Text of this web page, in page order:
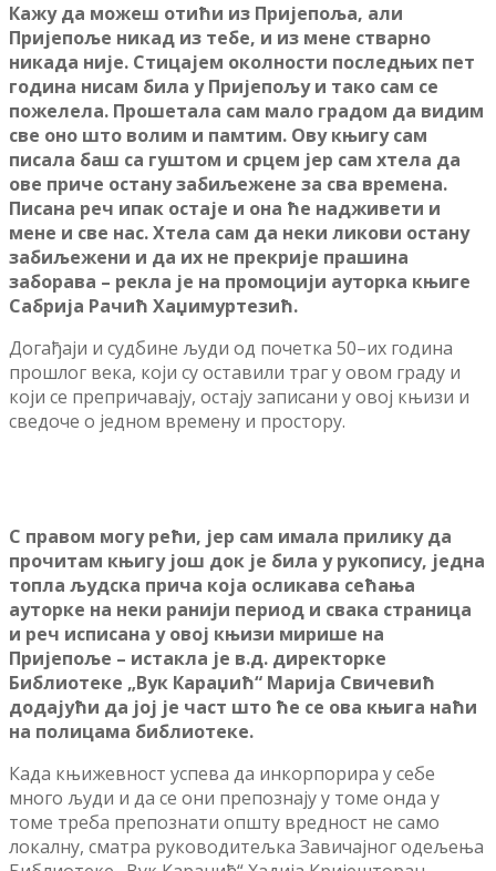
Кажу да можеш отићи из Пријепоља, али
Пријепоље никад из тебе, и из мене стварно
никада није. Стицајем околности последњих пет
година нисам била у Пријепољу и тако сам се
пожелела. Прошетала сам мало градом да видим
све оно што волим и памтим. Ову књигу сам
писала баш са гуштом и срцем јер сам хтела да
ове приче остану забиљежене за сва времена.
Писана реч ипак остаје и она ће надживети и
мене и све нас. Хтела сам да неки ликови остану
забиљежени и да их не прекрије прашина
заборава – рекла је на промоцији ауторка књиге
Сабрија Рачић Хаџимуртезић.
Догађаји и судбине људи од почетка 50–их година
прошлог века, који су оставили траг у овом граду и
који се препричавају, остају записани у овој књизи и
сведоче о једном времену и простору.
С правом могу рећи, јер сам имала прилику да
прочитам књигу још док је била у рукопису, једна
топла људска прича која осликава сећања
ауторке на неки ранији период и свака страница
и реч исписана у овој књизи мирише на
Пријепоље – истакла је в.д. директорке
Библиотеке „Вук Караџић“ Марија Свичевић
додајући да јој је част што ће се ова књига наћи
на полицама библиотеке.
Када књижевност успева да инкорпорира у себе
много људи и да се они препознају у томе онда у
томе треба препознати општу вредност не само
локалну, сматра руководитељка Завичајног одељења